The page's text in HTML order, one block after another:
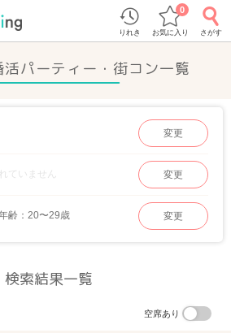
りれき お気に入り
0
さがす
パーティー・街コン一覧
変更
ていません 変更
齢：20〜29歳 変更
検索結果一覧
空席あり